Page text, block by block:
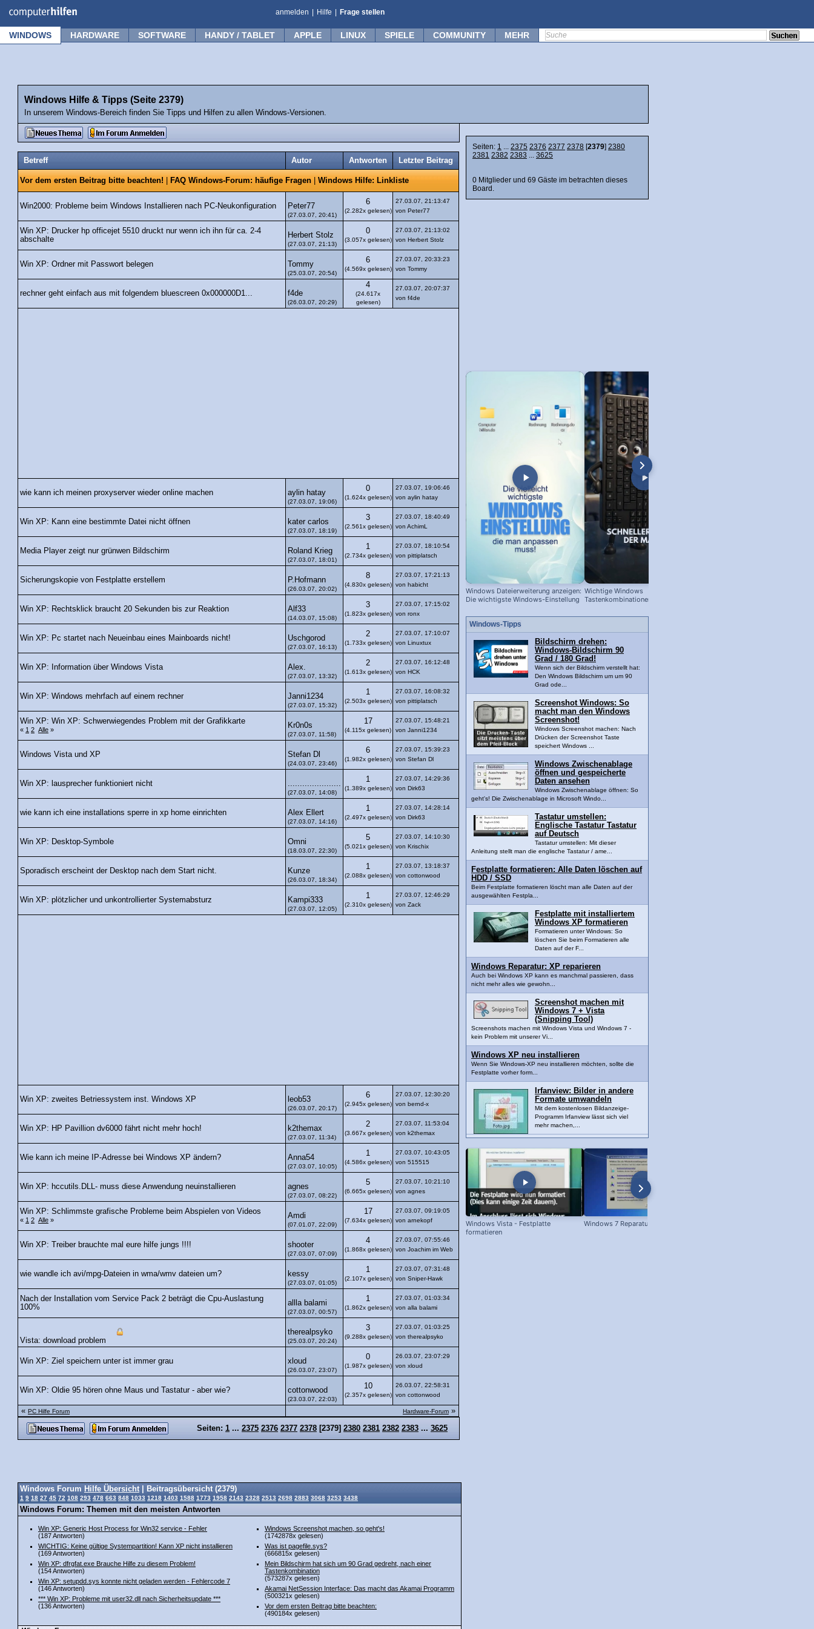
anmelden Hilfe Frage stellen
WINDOWS HARDWARE SOFTWARE HANDY / TABLET APPLE LINUX SPIELE COMMUNITY MEHR
Windows Hilfe & Tipps (Seite 2379)
In unserem Windows-Bereich finden Sie Tipps und Hilfen zu allen Windows-Versionen.
Betreff Autor Antworten Letzter Beitrag
Vor dem ersten Beitrag bitte beachten! FAQ Windows-Forum: häufige Fragen Windows Hilfe: Linkliste
Win2000: Probleme beim Windows Installieren nach PC-Neukonfiguration Peter77
(27.03.07, 20:41)
6
(2.282x gelesen)
27.03.07, 21:13:47
von Peter77
Win XP: Drucker hp officejet 5510 druckt nur wenn ich ihn für ca. 2-4
abschalte
Herbert Stolz
(27.03.07, 21:13)
0
(3.057x gelesen)
27.03.07, 21:13:02
von Herbert Stolz
Win XP: Ordner mit Passwort belegen Tommy
(25.03.07, 20:54)
6
(4.569x gelesen)
27.03.07, 20:33:23
von Tommy
rechner geht einfach aus mit folgendem bluescreen 0x000000D1... f4de
(26.03.07, 20:29)
4
(24.617x
gelesen)
27.03.07, 20:07:37
von f4de
wie kann ich meinen proxyserver wieder online machen aylin hatay
(27.03.07, 19:06)
0
(1.624x gelesen)
27.03.07, 19:06:46
von aylin hatay
Win XP: Kann eine bestimmte Datei nicht öffnen kater carlos
(27.03.07, 18:19)
3
(2.561x gelesen)
27.03.07, 18:40:49
von AchimL
Media Player zeigt nur grünwen Bildschirm Roland Krieg
(27.03.07, 18:01)
1
(2.734x gelesen)
27.03.07, 18:10:54
von pittiplatsch
Sicherungskopie von Festplatte erstellem P.Hofmann
(26.03.07, 20:02)
8
(4.830x gelesen)
27.03.07, 17:21:13
von habicht
Win XP: Rechtsklick braucht 20 Sekunden bis zur Reaktion Alf33
(14.03.07, 15:08)
3
(1.823x gelesen)
27.03.07, 17:15:02
von ronx
Win XP: Pc startet nach Neueinbau eines Mainboards nicht! Uschgorod
(27.03.07, 16:13)
2
(1.733x gelesen)
27.03.07, 17:10:07
von Linuxtux
Win XP: Information über Windows Vista Alex.
(27.03.07, 13:32)
2
(1.613x gelesen)
27.03.07, 16:12:48
von HCK
Win XP: Windows mehrfach auf einem rechner Janni1234
(27.03.07, 15:32)
1
(2.503x gelesen)
27.03.07, 16:08:32
von pittiplatsch
Win XP: Win XP: Schwerwiegendes Problem mit der Grafikkarte
« 1 2 Alle »
Kr0n0s
(27.03.07, 11:58)
17
(4.115x gelesen)
27.03.07, 15:48:21
von Janni1234
Windows Vista und XP Stefan Dl
(24.03.07, 23:46)
6
(1.982x gelesen)
27.03.07, 15:39:23
von Stefan Dl
Win XP: lausprecher funktioniert nicht ......................
(27.03.07, 14:08)
1
(1.389x gelesen)
27.03.07, 14:29:36
von Dirk63
wie kann ich eine installations sperre in xp home einrichten Alex Ellert
(27.03.07, 14:16)
1
(2.497x gelesen)
27.03.07, 14:28:14
von Dirk63
Win XP: Desktop-Symbole Omni
(18.03.07, 22:30)
5
(5.021x gelesen)
27.03.07, 14:10:30
von Krischix
Sporadisch erscheint der Desktop nach dem Start nicht. Kunze
(26.03.07, 18:34)
1
(2.088x gelesen)
27.03.07, 13:18:37
von cottonwood
Win XP: plötzlicher und unkontrollierter Systemabsturz Kampi333
(27.03.07, 12:05)
1
(2.310x gelesen)
27.03.07, 12:46:29
von Zack
Win XP: zweites Betriessystem inst. Windows XP leob53
(26.03.07, 20:17)
6
(2.945x gelesen)
27.03.07, 12:30:20
von bernd-x
Win XP: HP Pavillion dv6000 fährt nicht mehr hoch! k2themax
(27.03.07, 11:34)
2
(3.667x gelesen)
27.03.07, 11:53:04
von k2themax
Wie kann ich meine IP-Adresse bei Windows XP ändern? Anna54
(27.03.07, 10:05)
1
(4.586x gelesen)
27.03.07, 10:43:05
von 515515
Win XP: hccutils.DLL- muss diese Anwendung neuinstallieren agnes
(27.03.07, 08:22)
5
(6.665x gelesen)
27.03.07, 10:21:10
von agnes
Win XP: Schlimmste grafische Probleme beim Abspielen von Videos
« 1 2 Alle »
Amdi
(07.01.07, 22:09)
17
(7.634x gelesen)
27.03.07, 09:19:05
von arnekopf
Win XP: Treiber brauchte mal eure hilfe jungs !!!! shooter
(27.03.07, 07:09)
4
(1.868x gelesen)
27.03.07, 07:55:46
von Joachim im Web
wie wandle ich avi/mpg-Dateien in wma/wmv dateien um? kessy
(27.03.07, 01:05)
1
(2.107x gelesen)
27.03.07, 07:31:48
von Sniper-Hawk
Nach der Installation vom Service Pack 2 beträgt die Cpu-Auslastung
100%
allla balami
(27.03.07, 00:57)
1
(1.862x gelesen)
27.03.07, 01:03:34
von alla balami
Vista: download problem
therealpsyko
(25.03.07, 20:24)
3
(9.288x gelesen)
27.03.07, 01:03:25
von therealpsyko
Win XP: Ziel speichern unter ist immer grau xloud
(26.03.07, 23:07)
0
(1.987x gelesen)
26.03.07, 23:07:29
von xloud
Win XP: Oldie 95 hören ohne Maus und Tastatur - aber wie? cottonwood
(23.03.07, 22:03)
10
(2.357x gelesen)
26.03.07, 22:58:31
von cottonwood
«PC Hilfe Forum Hardware-Forum»
Seiten: 1 ... 2375 2376 2377 2378 [2379] 2380
2381 2382 2383 ... 3625
0 Mitglieder und 69 Gäste im betrachten dieses
Board.
Windows Dateierweiterung anzeigen:
Die wichtigste Windows-Einstellung
Wichtige Windows
Tastenkombinationen!
Windows-Tipps
Bildschirm drehen:
Windows-Bildschirm 90
Grad / 180 Grad!
Wenn sich der Bildschirm verstellt hat:
Den Windows Bildschirm um um 90
Grad ode...
Screenshot Windows: So
macht man den Windows
Screenshot!
Windows Screenshot machen: Nach
Drücken der Screenshot Taste
speichert Windows ...
Windows Zwischenablage
öffnen und gespeicherte
Daten ansehen
Windows Zwischenablage öffnen: So
geht's! Die Zwischenablage in Microsoft Windo...
Tastatur umstellen:
Englische Tastatur Tastatur
auf Deutsch
Tastatur umstellen: Mit dieser
Anleitung stellt man die englische Tastatur / ame...
Festplatte formatieren: Alle Daten löschen auf
HDD / SSD
Beim Festplatte formatieren löscht man alle Daten auf der
ausgewählten Festpla...
Festplatte mit installiertem
Windows XP formatieren
Formatieren unter Windows: So
löschen Sie beim Formatieren alle
Daten auf der F...
Windows Reparatur: XP reparieren
Auch bei Windows XP kann es manchmal passieren, dass
nicht mehr alles wie gewohn...
Screenshot machen mit
Windows 7 + Vista
(Snipping Tool)
Screenshots machen mit Windows Vista und Windows 7 -
kein Problem mit unserer Vi...
Windows XP neu installieren
Wenn Sie Windows-XP neu installieren möchten, sollte die
Festplatte vorher form...
Irfanview: Bilder in andere
Formate umwandeln
Mit dem kostenlosen Bildanzeige-
Programm Irfanview lässt sich viel
mehr machen,...
Windows Vista - Festplatte
formatieren
Windows 7 Reparatur
Seiten: 1 ... 2375 2376 2377 2378 [2379] 2380 2381 2382 2383 ... 3625
Windows Forum Hilfe Übersicht | Beitragsübersicht (2379)
1 9 18 27 45 72 108 293 478 663 848 1033 1218 1403 1588 1773 1958 2143 2328 2513 2698 2883 3068 3253 3438
Windows Forum: Themen mit den meisten Antworten
Win XP: Generic Host Process for Win32 service - Fehler
(187 Antworten)
WICHTIG: Keine gültige Systempartition! Kann XP nicht installieren
(169 Antworten)
Win XP: dfrgfat.exe Brauche Hilfe zu diesem Problem!
(154 Antworten)
Win XP: setupdd.sys konnte nicht geladen werden - Fehlercode 7
(146 Antworten)
*** Win XP: Probleme mit user32.dll nach Sicherheitsupdate ***
(136 Antworten)
Windows Screenshot machen, so geht's!
(1742878x gelesen)
Was ist pagefile.sys?
(666815x gelesen)
Mein Bildschirm hat sich um 90 Grad gedreht, nach einer
Tastenkombination
(573287x gelesen)
Akamai NetSession Interface: Das macht das Akamai Programm
(500321x gelesen)
Vor dem ersten Beitrag bitte beachten:
(490184x gelesen)